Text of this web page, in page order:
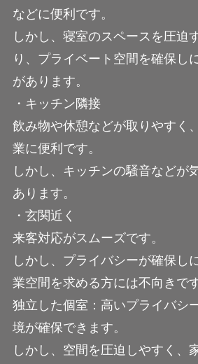
などに便利です。
しかし、寝室のスペースを圧迫
り、プライベート空間を確保し
があります。
・キッチン隣接
飲み物や休憩などが取りやすく
業に便利です。
しかし、キッチンの騒音などが
あります。
・玄関近く
来客対応がスムーズです。
しかし、プライバシーが確保し
業空間を求める方には不向きです
独立した個室：高いプライバシ
境が確保できます。
しかし、空間を圧迫しやすく、